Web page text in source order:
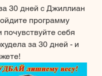
30 дней с Джиллиан
программу
почувствуйте себя
за 30 дней - и